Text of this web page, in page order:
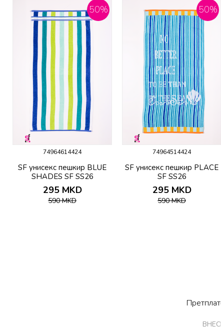
50%
74964614424
SF унисекс пешкир BLUE
SHADES SF SS26
295 MKD
590MKD
50%
74964514424
SF унисекс пешкир PLACE
SF SS26
295 MKD
590MKD